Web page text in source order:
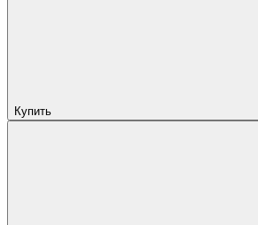
Купить